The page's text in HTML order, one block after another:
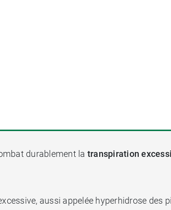
durablement la transpiration
aussi appelée hyperhidrose des